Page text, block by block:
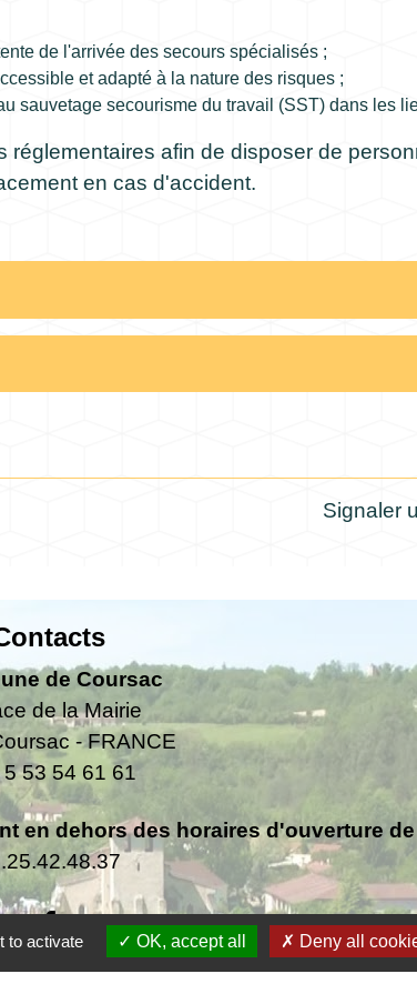
de l'arrivée des secours spécialisés ;
et adapté à la nature des risques ;
sauvetage secourisme du travail (SST) dans les
afin de disposer de
en cas d'accident.
Signaler
de Coursac
de la Mairie
- FRANCE
53 54 61 61
en dehors des horaires d'ouverture
to activate OK, accept all Deny all